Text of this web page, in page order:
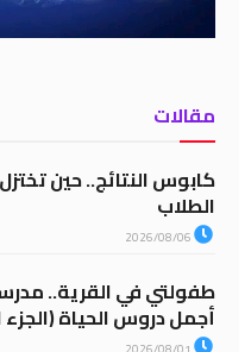
مقالات
الطلاب
طفولتي في القرية..
أجمل دروس الحياة (الجزء